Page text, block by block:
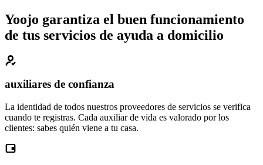
Yoojo garantiza el buen funcionamiento
de tus servicios de ayuda a domicilio
auxiliares de confianza
La identidad de todos nuestros proveedores de servicios se verifica
cuando te registras. Cada auxiliar de vida es valorado por los
clientes: sabes quién viene a tu casa.